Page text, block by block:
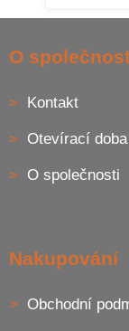
O
Kontakt
Otevírací doba
O společnosti
Nakupování
Obchodní